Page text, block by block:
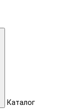
Каталог